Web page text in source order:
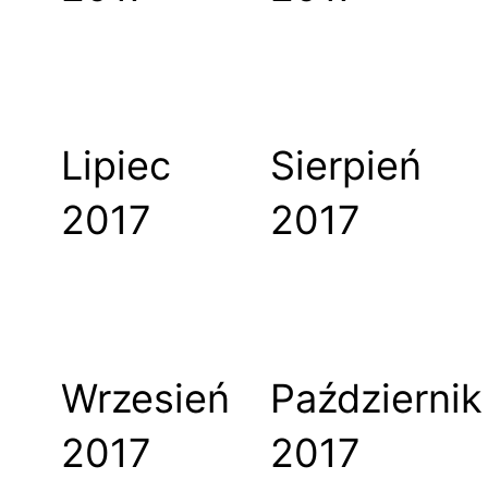
Lipiec
2017
Sierpień
2017
Wrzesień
2017
Październik
2017